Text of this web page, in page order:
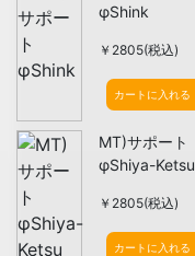
φShink
￥2805(税込)
カートに入れる
MT)サポート
φShiya-Ketsu
￥2805(税込)
カートに入れる